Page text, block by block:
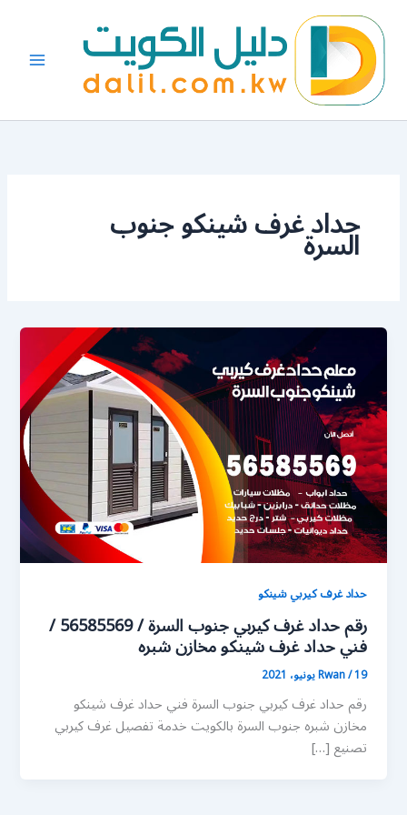
المحتوى
حداد غرف شينكو جنوب
السرة
حداد غرف كيربي شينكو
رقم حداد غرف كيربي جنوب السرة / 56585569 /
فني حداد غرف شينكو مخازن شبره
Rwan/19 يونيو، 2021
رقم حداد غرف كيربي جنوب السرة فني حداد غرف شينكو
مخازن شبره جنوب السرة بالكويت خدمة تفصيل غرف كيربي
تصنيع […]